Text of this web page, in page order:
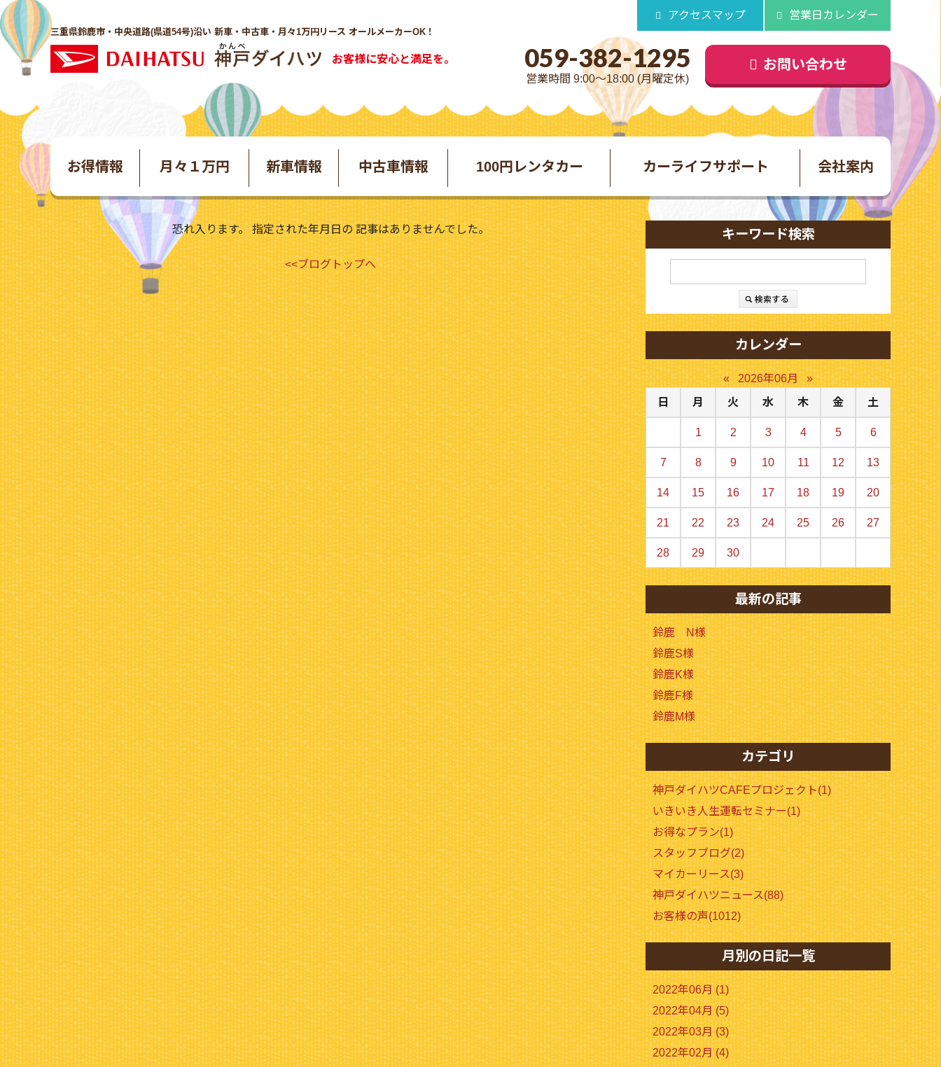
三重県鈴鹿市・中央道路(県道54号)沿い 新車・中古車・月々1万円リース オールメーカーOK！
お客様に安心と満足を。
アクセスマップ 営業日カレンダー
059-382-1295
営業時間 9:00～18:00 (月曜定休)
お問い合わせ
お得情報 月々１万円 新車情報 中古車情報 100円レンタカー カーライフサポート 会社案内
恐れ入ります。 指定された年月日の 記事はありませんでした。
<<ブログトップへ
キーワード検索
カレンダー
« 2026年06月
»
日
月 火 水 木 金 土
1 2 3 4 5 6
7 8 9 10 11 12 13
14 15 16 17 18 19 20
21 22 23 24 25 26 27
28 29 30
最新の記事
鈴鹿 N様
鈴鹿S様
鈴鹿K様
鈴鹿F様
鈴鹿M様
カテゴリ
神戸ダイハツCAFEプロジェクト(1)
いきいき人生運転セミナー(1)
お得なプラン(1)
スタッフブログ(2)
マイカーリース(3)
神戸ダイハツニュース(88)
お客様の声(1012)
月別の日記一覧
2022年06月 (1)
2022年04月 (5)
2022年03月 (3)
2022年02月 (4)